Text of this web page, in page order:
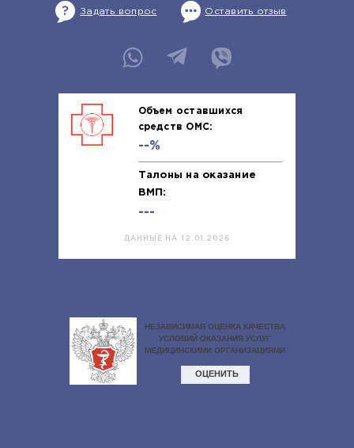
Задать вопрос Оставить отзыв
Объем оставшихся
средств ОМС:
--%
Талоны на оказание
ВМП:
---
ДАННЫЕ НА 12.01.2026